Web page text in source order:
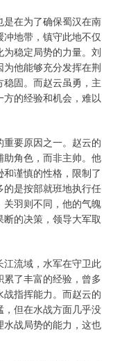
在为了确保蜀汉在南
地带，镇守此地不仅
稳定局势的力量。刘
他能够充分发挥在荆
固。而赵云虽勇，主
的经验和机会，难以
要原因之一。赵云的
角色，而非主帅。他
谨慎的性格，限制了
是按部就班地执行任
羽则不同，他的气魄
的决策，领导大军取
流域，水军在守卫此
了丰富的经验，曾多
指挥能力。而赵云的
但在水战方面几乎没
战局势的能力，这也